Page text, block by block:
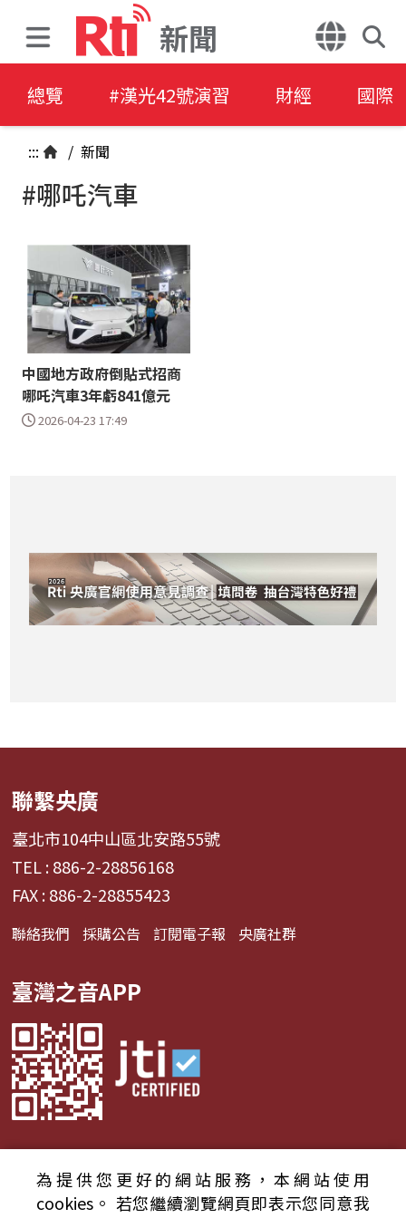
新聞
總覽 #漢光42號演習 財經 國際
::: / 新聞
#哪吒汽車
中國地方政府倒貼式招商
哪吒汽車3年虧841億元
2026-04-23 17:49
聯繫央廣
臺北市104中山區北安路55號
TEL : 886-2-28856168
FAX : 886-2-28855423
聯絡我們 採購公告 訂閱電子報 央廣社群
臺灣之音APP
© 2024財團法人中央廣播電臺 版權所有
為提供您更好的網站服務，本網站使用
cookies。 若您繼續瀏覽網頁即表示您同意我